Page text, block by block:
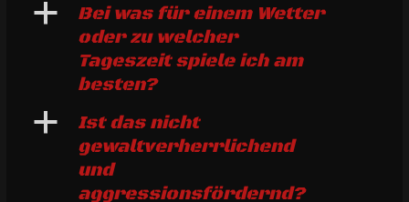
a
Bei was für einem Wetter
oder zu welcher
Tageszeit spiele ich am
besten?
a
Ist das nicht
gewaltverherrlichend
und
aggressionsfördernd?